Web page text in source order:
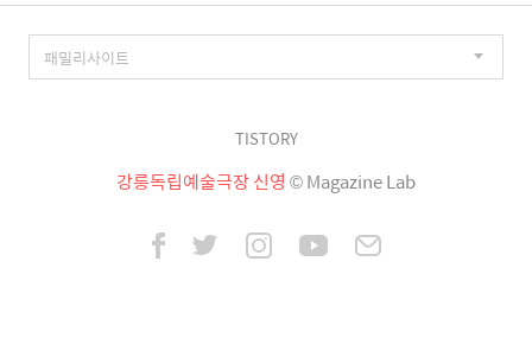
TISTORY
강릉독립예술극장 신영 © Magazine Lab